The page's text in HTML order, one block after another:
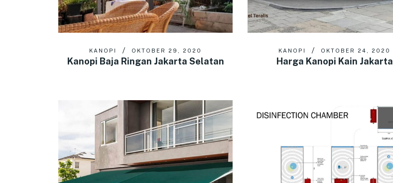
KANOPI OKTOBER 29, 2020
Kanopi Baja Ringan Jakarta Selatan
KANOPI OKTOBER 24, 2020
Harga Kanopi Kain Jakarta